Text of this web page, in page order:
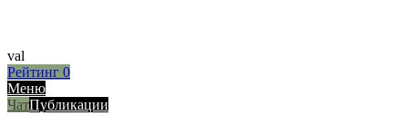
val
Рейтинг 0
Меню
ЧатПубликации